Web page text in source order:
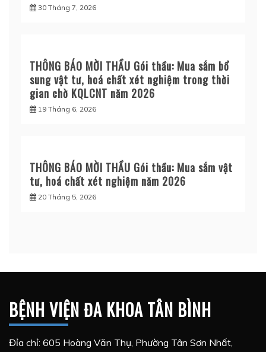
30 Tháng 7, 2026
THÔNG BÁO MỜI THẦU Gói thầu: Mua sắm bổ
sung vật tư, hoá chất xét nghiệm trong thời
gian chờ KQLCNT năm 2026
19 Tháng 6, 2026
THÔNG BÁO MỜI THẦU Gói thầu: Mua sắm vật
tư, hoá chất xét nghiệm năm 2026
20 Tháng 5, 2026
BỆNH VIỆN ĐA KHOA TÂN BÌNH
Đỉa chỉ: 605 Hoàng Văn Thụ, Phường Tân Sơn Nhất,